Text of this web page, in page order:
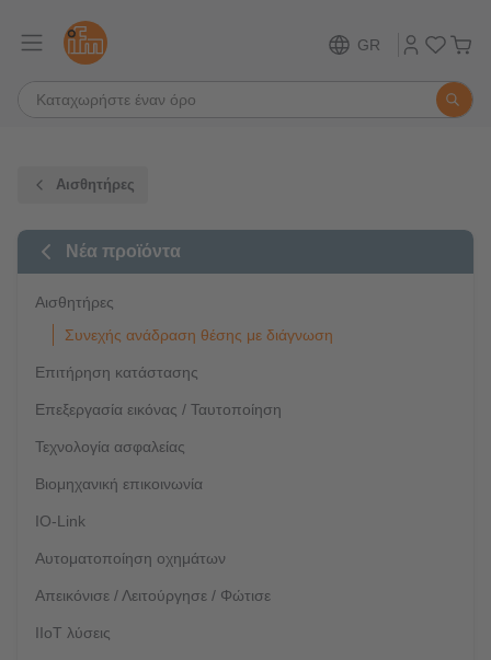
GR
Αισθητήρες
Νέα προϊόντα
Αισθητήρες
Συνεχής ανάδραση θέσης με διάγνωση
Επιτήρηση κατάστασης
Επεξεργασία εικόνας / Ταυτοποίηση
Τεχνολογία ασφαλείας
Βιομηχανική επικοινωνία
IO-Link
Αυτοματοποίηση οχημάτων
Απεικόνισε / Λειτούργησε / Φώτισε
IIoT λύσεις